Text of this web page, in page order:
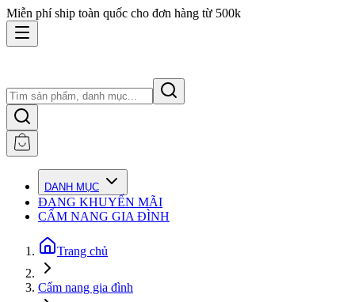
Miễn phí ship toàn quốc cho đơn hàng từ 500k
DANH MỤC
ĐANG KHUYẾN MÃI
CẨM NANG GIA ĐÌNH
Trang chủ
Cẩm nang gia đình